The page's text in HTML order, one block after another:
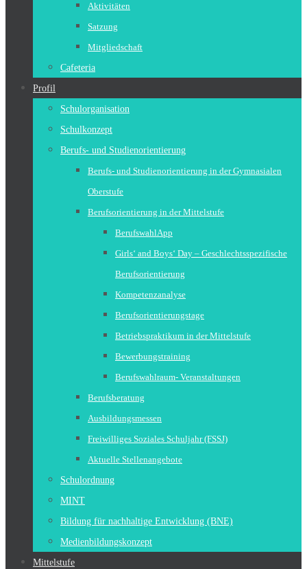
Aktivitäten
Satzung
Mitgliedschaft
Cafeteria
Profil
Schulorganisation
Schulkonzept
Berufs- und Studienorientierung
Berufs- und Studienorientierung in der Gymnasialen
Oberstufe
Berufsorientierung in der Mittelstufe
BerufswahlApp
Girls‘ and Boys‘ Day – Geschlechtsspezifische
Berufsorientierung
Kompetenzanalyse
Berufsorientierungstage
Betriebspraktikum in der Mittelstufe
Bewerbungstraining
Berufswahlraum- Veranstaltungen
Berufsberatung
Ausbildungsmessen
Freiwilliges Soziales Schuljahr (FSSJ)
Aktuelle Stellenangebote
Schulordnung
MINT
Bildung für nachhaltige Entwicklung (BNE)
Medienbildungskonzept
Mittelstufe